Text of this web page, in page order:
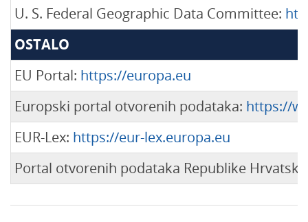
U. S. Federal Geographic Data Committee:
OSTALO
EU Portal: https://europa.eu
Europski portal otvorenih podataka: https://
EUR-Lex: https://eur-lex.europa.eu
Portal otvorenih podataka Republike